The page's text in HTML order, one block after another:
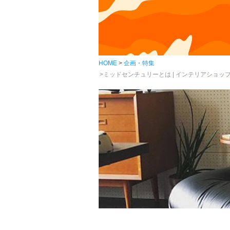
HOME
企画・特集
ミッドセンチュリーとは | インテリアショッ